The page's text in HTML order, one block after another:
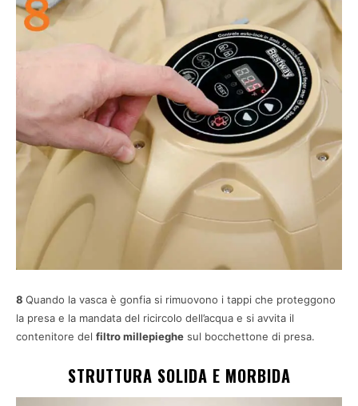
8 Quando la vasca è gonfia si rimuovono i tappi che proteggono
la presa e la mandata del ricircolo dell’acqua e si avvita il
contenitore del filtro millepieghe sul bocchettone di presa.
STRUTTURA SOLIDA E MORBIDA